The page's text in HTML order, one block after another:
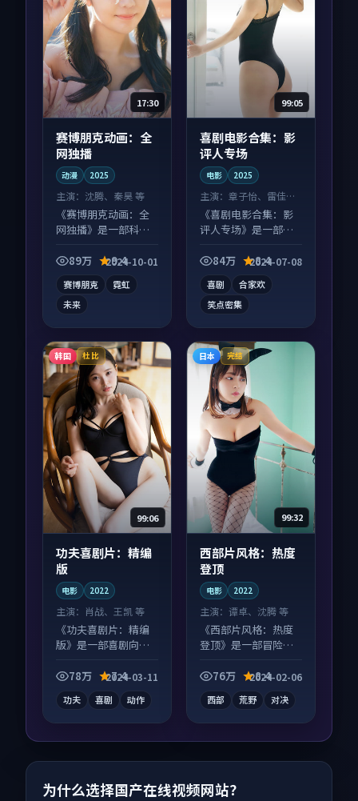
17:30
赛博朋克动画：全
网独播
动漫 2025
主演： 沈腾、秦昊 等
《赛博朋克动画：全
网独播》是一部科幻
感在线，配乐与镜头
89万 9.4
2024-10-01
赛博朋克
霓虹
未来
99:05
喜剧电影合集：影
评人专场
电影 2025
主演：章子怡、雷佳音
等
《喜剧电影合集：影
评人专场》是一部喜
物成长为内核，情感
84万 8.4
2024-07-08
喜剧
合家欢
笑点密集
韩国 杜比
99:06
功夫喜剧片：精编
版
电影 2022
主演： 肖战、王凯 等
《功夫喜剧片：精编
版》是一部喜剧向电
酵，适合周末一口气
78万 7.4
2024-03-11
功夫 喜剧 动作
日本 完结
99:32
西部片风格：热度
登顶
电影 2022
主演：谭卓、沈腾 等
《西部片风格：热度
登顶》是一部冒险向
别错过，字幕区常有
76万 8.4
2024-02-06
西部 荒野 对决
为什么选择国产在线视频网站？